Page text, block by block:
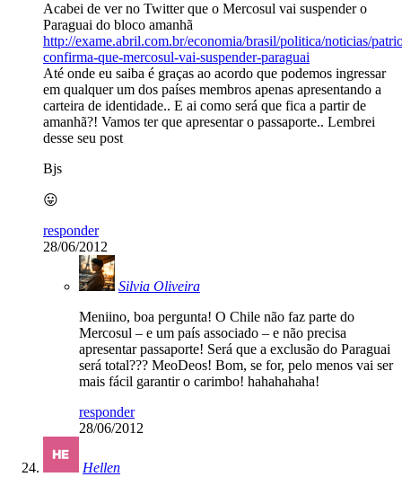
Acabei de ver no Twitter que o Mercosul vai suspender o
Paraguai do bloco amanhã
http://exame.abril.com.br/economia/brasil/politica/noticias/
confirma-que-mercosul-vai-suspender-paraguai
Até onde eu saiba é graças ao acordo que podemos ingressar
em qualquer um dos países membros apenas apresentando a
carteira de identidade.. E ai como será que fica a partir de
amanhã?! Vamos ter que apresentar o passaporte.. Lembrei
desse seu post
Bjs
😛
responder
28/06/2012
Silvia Oliveira
Meniino, boa pergunta! O Chile não faz parte do
Mercosul – e um país associado – e não precisa
apresentar passaporte! Será que a exclusão do Paraguai
será total??? MeoDeos! Bom, se for, pelo menos vai ser
mais fácil garantir o carimbo! hahahahaha!
responder
28/06/2012
Hellen